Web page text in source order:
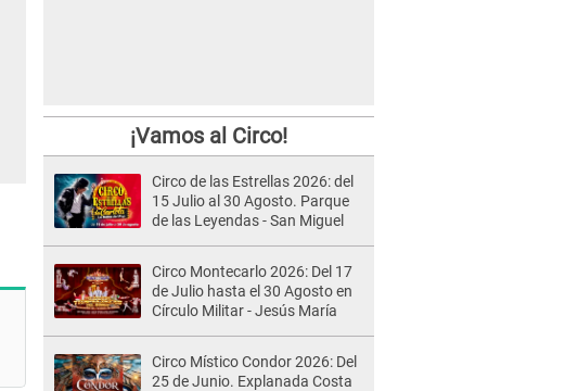
¡Vamos al Circo!
Circo de las Estrellas 2026: del
15 Julio al 30 Agosto. Parque
de las Leyendas - San Miguel
Circo Montecarlo 2026: Del 17
de Julio hasta el 30 Agosto en
Círculo Militar - Jesús María
Circo Místico Condor 2026: Del
25 de Junio. Explanada Costa